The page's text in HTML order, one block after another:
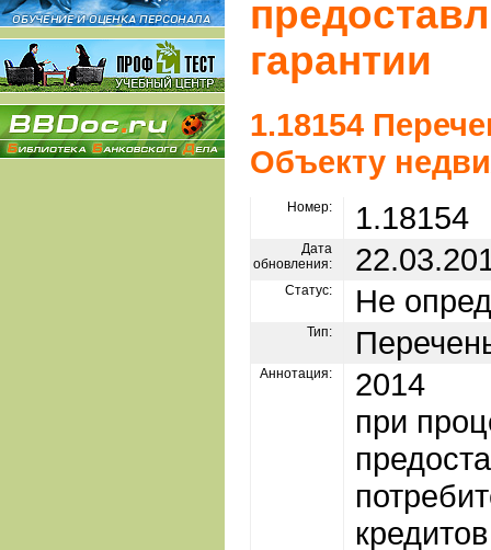
гарантии
1.18154
Объекту
Номер: 1.18154
Дата
обновления:
Статус: Не
Тип:
Аннотация:
2014
при